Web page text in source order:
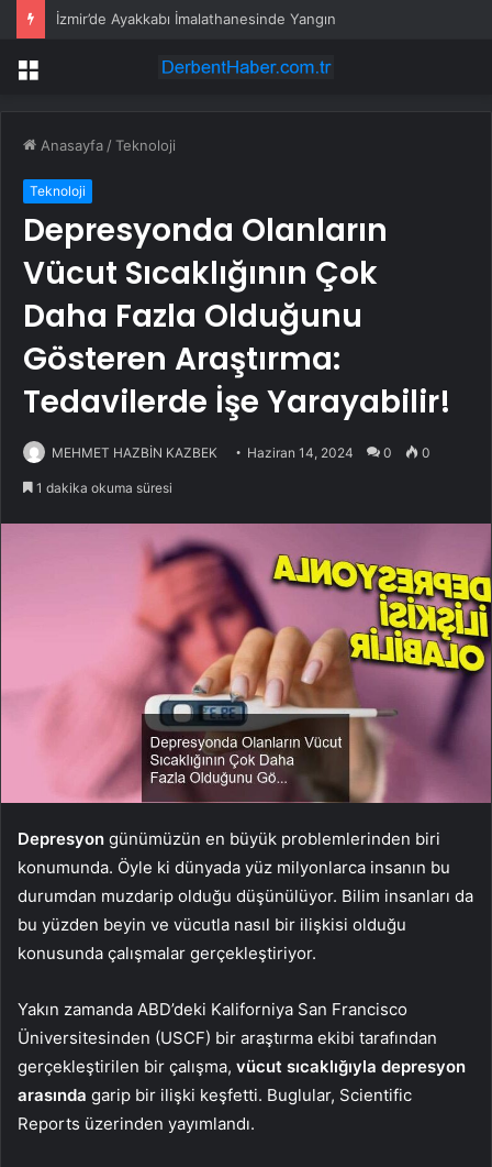
İzmir’de Ayakkabı İmalathanesinde Yangın
Menü
Anasayfa /Teknoloji
Teknoloji
Depresyonda Olanların
Vücut Sıcaklığının Çok
Daha Fazla Olduğunu
Gösteren Araştırma:
Tedavilerde İşe Yarayabilir!
MEHMET HAZBİN KAZBEK Haziran 14, 2024 0 0
1 dakika okuma süresi
Depresyon günümüzün en büyük problemlerinden biri
konumunda. Öyle ki dünyada yüz milyonlarca insanın bu
durumdan muzdarip olduğu düşünülüyor. Bilim insanları da
bu yüzden beyin ve vücutla nasıl bir ilişkisi olduğu
konusunda çalışmalar gerçekleştiriyor.
Yakın zamanda ABD’deki Kaliforniya San Francisco
Üniversitesinden (USCF) bir araştırma ekibi tarafından
gerçekleştirilen bir çalışma, vücut sıcaklığıyla depresyon
arasında garip bir ilişki keşfetti. Buglular, Scientific
Reports üzerinden yayımlandı.